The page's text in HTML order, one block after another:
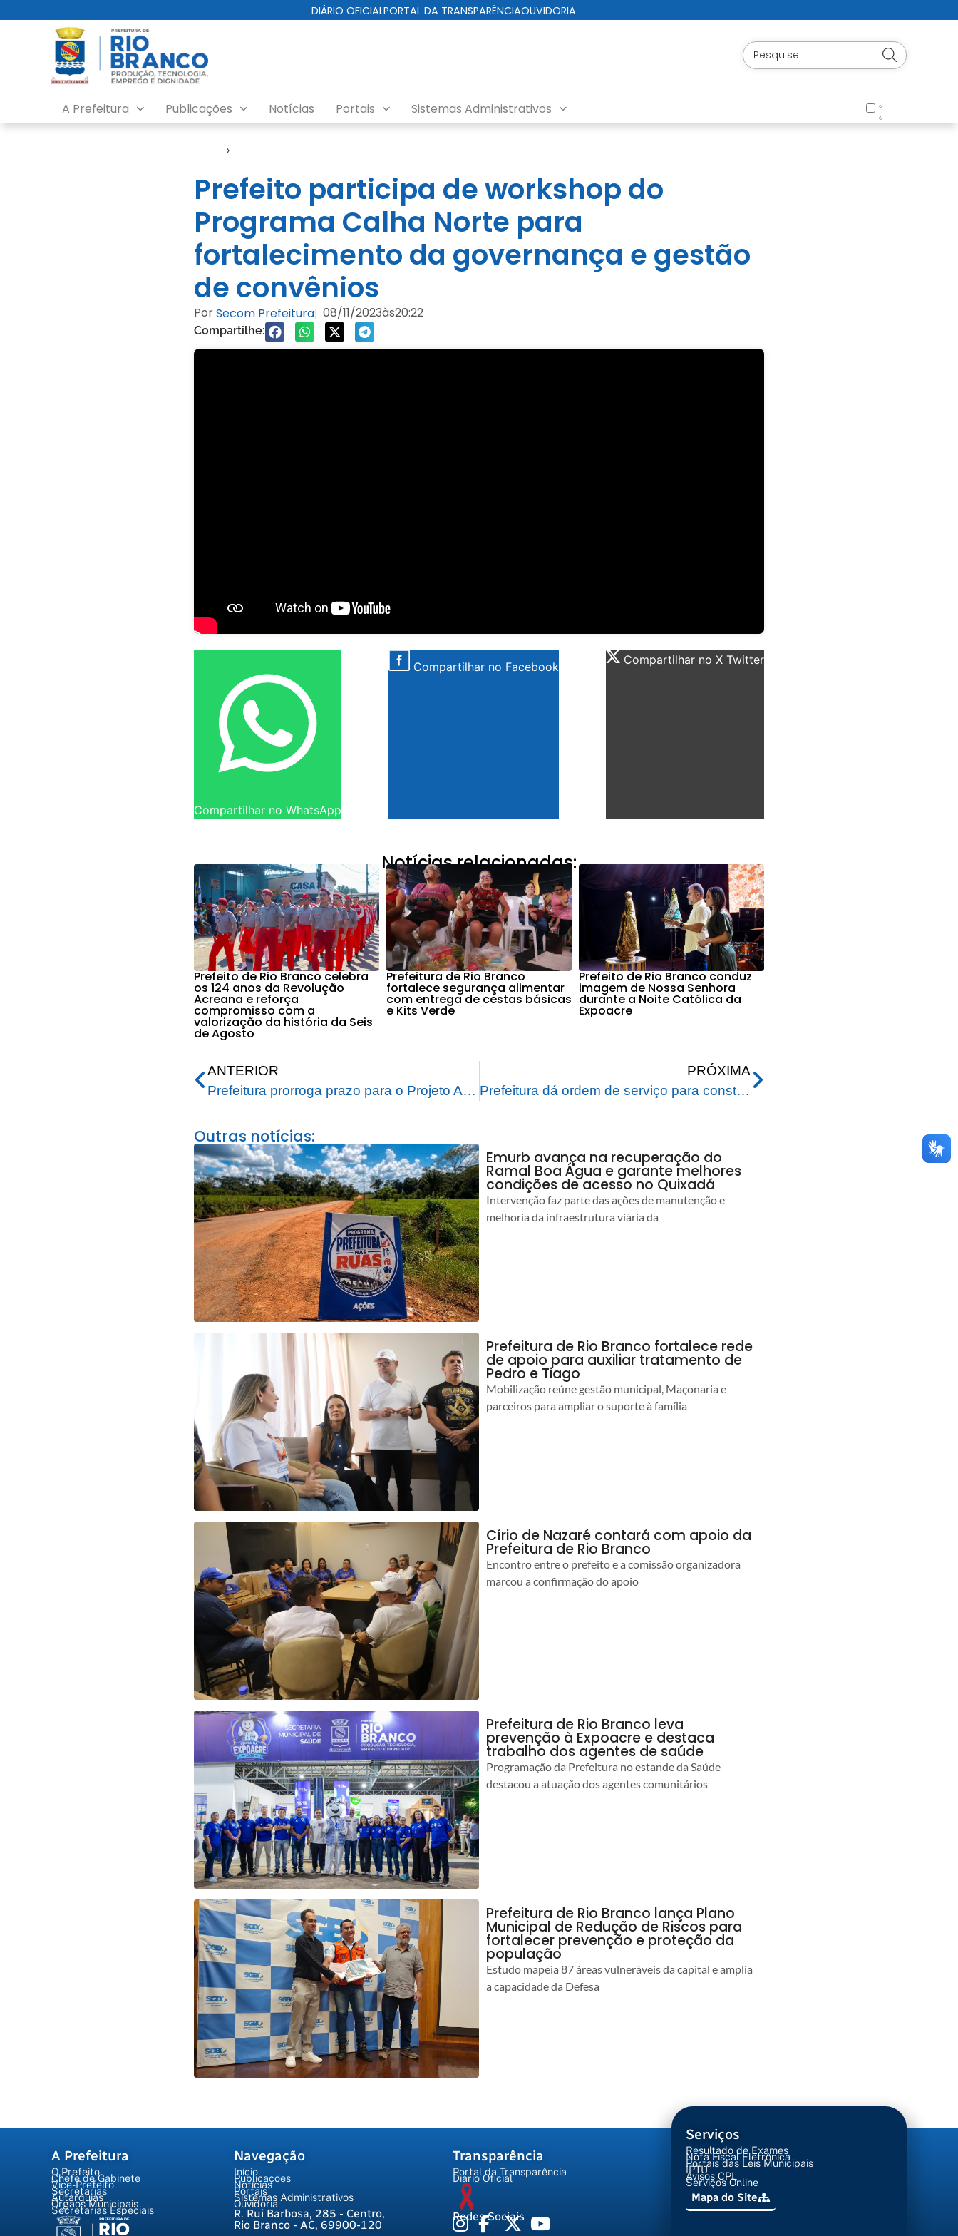
DIÁRIO OFICIALPORTAL DA TRANSPARÊNCIAOUVIDORIA
A Prefeitura Publicações Notícias Portais Sistemas Administrativos
›
Prefeito participa de workshop do
Programa Calha Norte para
fortalecimento da governança e gestão
de convênios
PorSecom Prefeitura| 08/11/2023às20:22
Compartilhe:
Compartilhar no WhatsApp
Compartilhar no Facebook Compartilhar no X Twitter
Notícias relacionadas:
Prefeito de Rio Branco celebra
os 124 anos da Revolução
Acreana e reforça
compromisso com a
valorização da história da Seis
de Agosto
Prefeitura de Rio Branco
fortalece segurança alimentar
com entrega de cestas básicas
e Kits Verde
Prefeito de Rio Branco conduz
imagem de Nossa Senhora
durante a Noite Católica da
Expoacre
ANTERIOR
Prefeitura prorroga prazo para o Projeto Auxílio Recomeço para empreendedor
PRÓXIMA
Prefeitura dá ordem de serviço para construção de hortas e reforma na Escola Chrizarubina Leitão
Outras notícias:
Emurb avança na recuperação do
Ramal Boa Água e garante melhores
condições de acesso no Quixadá
Intervenção faz parte das ações de manutenção e
melhoria da infraestrutura viária da
Prefeitura de Rio Branco fortalece rede
de apoio para auxiliar tratamento de
Pedro e Tiago
Mobilização reúne gestão municipal, Maçonaria e
parceiros para ampliar o suporte à família
Círio de Nazaré contará com apoio da
Prefeitura de Rio Branco
Encontro entre o prefeito e a comissão organizadora
marcou a confirmação do apoio
Prefeitura de Rio Branco leva
prevenção à Expoacre e destaca
trabalho dos agentes de saúde
Programação da Prefeitura no estande da Saúde
destacou a atuação dos agentes comunitários
Prefeitura de Rio Branco lança Plano
Municipal de Redução de Riscos para
fortalecer prevenção e proteção da
população
Estudo mapeia 87 áreas vulneráveis da capital e amplia
a capacidade da Defesa
A Prefeitura
O Prefeito
Chefe de Gabinete
Vice-Prefeito
Secretarias
Autarquias
Órgãos Municipais
Secretarias Especiais
Navegação
Início
Publicações
Notícias
Portais
Sistemas Administrativos
Ouvidoria
R. Rui Barbosa, 285 - Centro,
Rio Branco - AC, 69900-120
Transparência
Portal da Transparência
Diário Oficial
Redes Sociais
Serviços
Resultado de Exames
Nota Fiscal Eletrônica
Portais das Leis Municipais
IPTU
Avisos CPL
Serviços Online
Mapa do Site